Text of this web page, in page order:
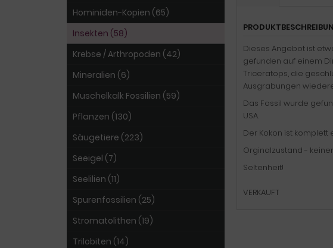
Dieses Angebot ist
gefunden auf einem
Triceratops, die
Ausgrabungen
Das Fossil wurde
USA.
Der Kokon ist komplett
Orginalzustand -
Seltenheit!
VERKAUFT
Hominiden-Kopien (65)
Insekten (58)
Krebse / Arthropoden (42)
Mineralien (6)
Muschelkalk Fossilien (59)
Pflanzen (130)
Säugetiere (223)
Seeigel (7)
Seelilien (11)
Spurenfossilien (25)
Stromatolithen (19)
Trilobiten (14)